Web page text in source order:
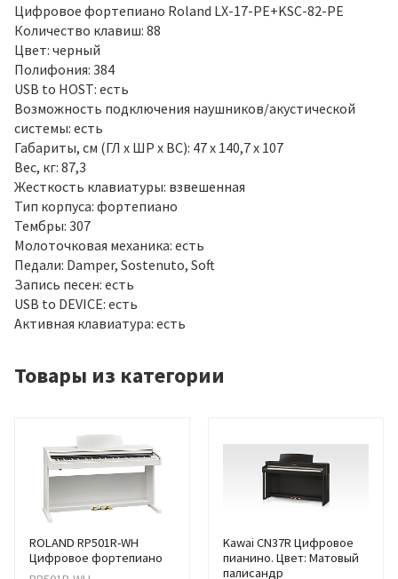
Цифровое фортепиано Roland LX-17-PE+KSC-82-PE
Количество клавиш: 88
Цвет: черный
Полифония: 384
USB to HOST: есть
Возможность подключения наушников/акустической
системы: есть
Габариты, см (ГЛ x ШР х ВС): 47 x 140,7 x 107
Вес, кг: 87,3
Жесткость клавиатуры: взвешенная
Тип корпуса: фортепиано
Тембры: 307
Молоточковая механика: есть
Педали: Damper, Sostenuto, Soft
Запись песен: есть
USB to DEVICE: есть
Активная клавиатура: есть
Товары из категории
ROLAND RP501R-WH
Цифровое фортепиано
Kawai CN37R Цифровое
пианино. Цвет: Матовый
палисандр